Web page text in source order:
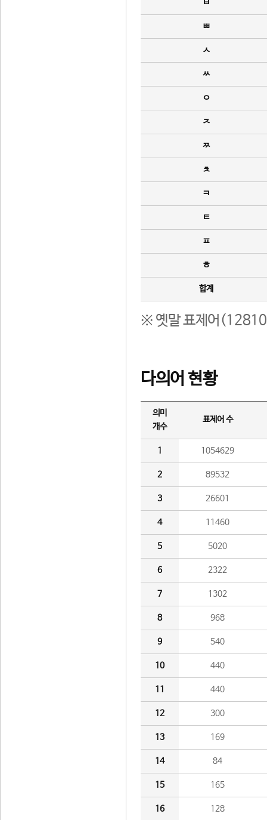
ㅂ
ㅃ
ㅅ
ㅆ
ㅇ
ㅈ
ㅉ
ㅊ
ㅋ
ㅌ
ㅍ
ㅎ
합계
※ 옛말 표제어(12810
다의어 현황
의미
개수
표제어 수
1 1054629
2 89532
3 26601
4 11460
5 5020
6 2322
7 1302
8 968
9 540
10 440
11 440
12 300
13 169
14 84
15 165
16 128